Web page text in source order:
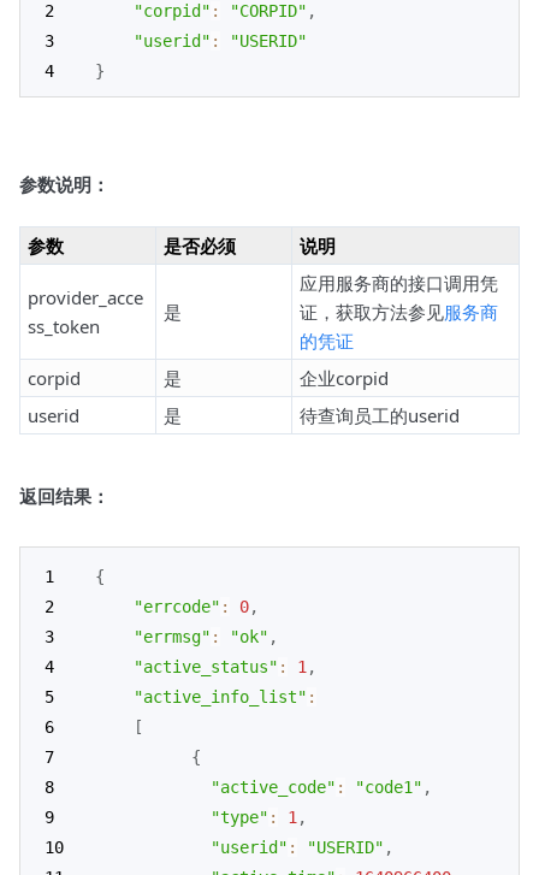
"corpid" : "CORPID" ,
"userid" :
"USERID"
}
参数说明：
参数 是否必须 说明
provider_acce
ss_token
是
应用服务商的接口调用凭
证，获取方法参见服务商
的凭证
corpid
是
企业corpid
userid
是 待查询员工的userid
返回结果：
{
"errcode" : 0,
"errmsg" : "ok" ,
"active_status" : 1 ,
"active_info_list" :
[
{
"active_code" : "code1" ,
"type" : 1 ,
"userid" : "USERID" ,